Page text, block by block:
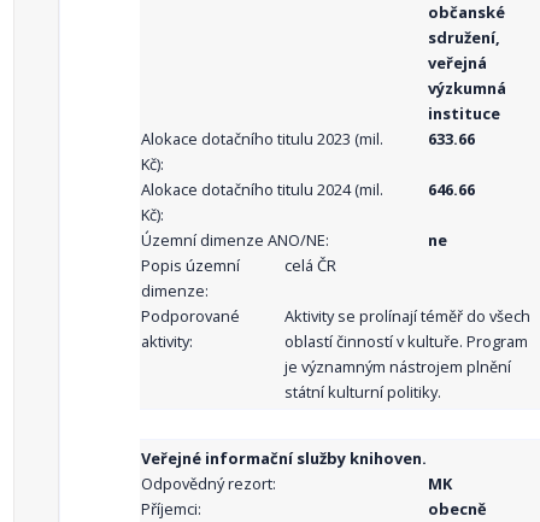
občanské
sdružení,
veřejná
výzkumná
instituce
Alokace dotačního titulu 2023 (mil.
Kč):
633.66
Alokace dotačního titulu 2024 (mil.
Kč):
646.66
Územní dimenze ANO/NE:
ne
Popis územní
dimenze:
celá ČR
Podporované
aktivity:
Aktivity se prolínají téměř do všech
oblastí činností v kultuře. Program
je významným nástrojem plnění
státní kulturní politiky.
Veřejné informační služby knihoven.
Odpovědný rezort:
MK
Příjemci:
obecně